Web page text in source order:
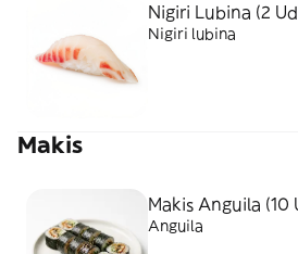
Nigiri Lubina (2
Nigiri lubina
Makis
Makis Anguila (10
Anguila